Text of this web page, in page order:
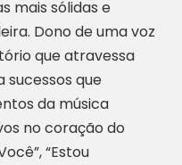
mais sólidas e
Dono de uma voz
que atravessa
que
da música
no coração do
“Estou